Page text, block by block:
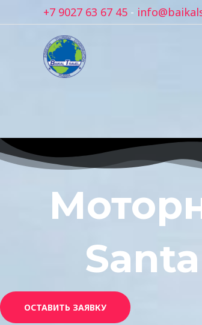
Перейти
к
содержимому
+7 9027 63 67 45 -
ОСТАВИТЬ ЗАЯВКУ